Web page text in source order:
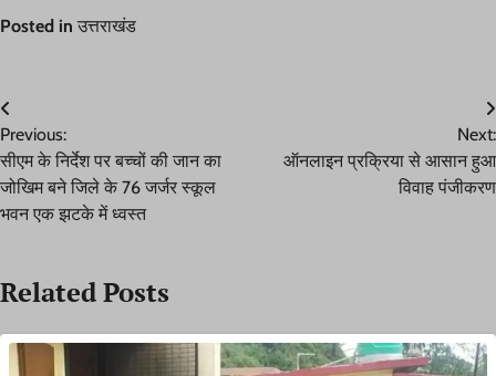
Posted in उत्तराखंड
Post
navigation
Previous:
सीएम के निर्देश पर बच्चों की जान का
जोखिम बने जिले के 76 जर्जर स्कूल
भवन एक झटके में ध्वस्त
Next:
ऑनलाइन प्रक्रिया से आसान हुआ
विवाह पंजीकरण
Related Posts